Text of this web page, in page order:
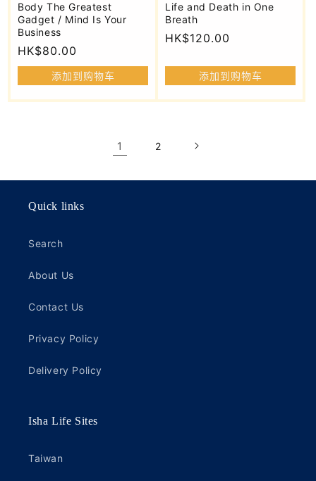
Body The Greatest
Gadget / Mind Is Your
Business
常
规
价
格
HK$80.00
添加到购物车
Life and Death in One
Breath
常
格
HK$120.00
添加到购物车
1 2
Quick links
Search
About Us
Contact Us
Privacy Policy
Delivery Policy
Isha Life Sites
Taiwan